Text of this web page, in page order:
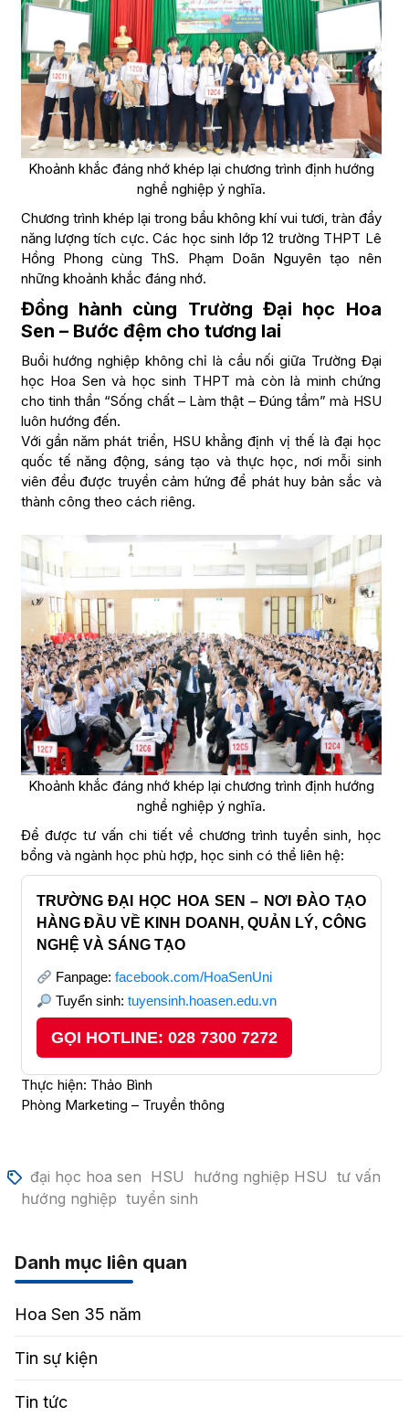
Khoảnh khắc đáng nhớ khép lại chương trình định hướng
nghề nghiệp ý nghĩa.
Chương trình khép lại trong bầu không khí vui tươi, tràn đầy
năng lượng tích cực. Các học sinh lớp 12 trường THPT Lê
Hồng Phong cùng ThS. Phạm Doãn Nguyên tạo nên
những khoảnh khắc đáng nhớ.
Đồng hành cùng Trường Đại học Hoa
Sen – Bước đệm cho tương lai
Buổi hướng nghiệp không chỉ là cầu nối giữa Trường Đại
học Hoa Sen và học sinh THPT mà còn là minh chứng
cho tinh thần “Sống chất – Làm thật – Đúng tầm” mà HSU
luôn hướng đến.
Với gần năm phát triển, HSU khẳng định vị thế là đại học
quốc tế năng động, sáng tạo và thực học, nơi mỗi sinh
viên đều được truyền cảm hứng để phát huy bản sắc và
thành công theo cách riêng.
Khoảnh khắc đáng nhớ khép lại chương trình định hướng
nghề nghiệp ý nghĩa.
Để được tư vấn chi tiết về chương trình tuyển sinh, học
bổng và ngành học phù hợp, học sinh có thể liên hệ:
TRƯỜNG ĐẠI HỌC HOA SEN – NƠI ĐÀO TẠO
HÀNG ĐẦU VỀ KINH DOANH, QUẢN LÝ, CÔNG
NGHỆ VÀ SÁNG TẠO
Fanpage: facebook.com/HoaSenUni
Tuyển sinh: tuyensinh.hoasen.edu.vn
GỌI HOTLINE: 028 7300 7272
Thực hiện: Thảo Bình
Phòng Marketing – Truyền thông
đại học hoa sen HSU hướng nghiệp HSU tư vấn
hướng nghiệp tuyển sinh
Danh mục liên quan
Hoa Sen 35 năm
Tin sự kiện
Tin tức